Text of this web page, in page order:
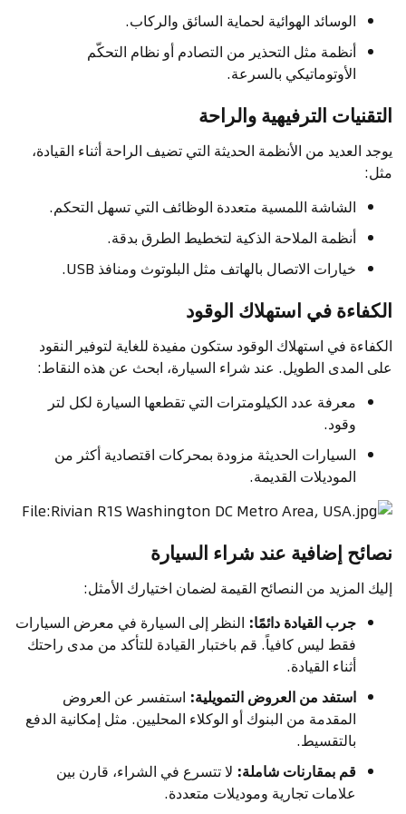
الوسائد الهوائية لحماية السائق والركاب.
أنظمة مثل التحذير من التصادم أو نظام التحكّم
الأوتوماتيكي بالسرعة.
التقنيات الترفيهية والراحة
يوجد العديد من الأنظمة الحديثة التي تضيف الراحة أثناء القيادة،
مثل:
الشاشة اللمسية متعددة الوظائف التي تسهل التحكم.
أنظمة الملاحة الذكية لتخطيط الطرق بدقة.
خيارات الاتصال بالهاتف مثل البلوتوث ومنافذ USB.
الكفاءة في استهلاك الوقود
الكفاءة في استهلاك الوقود ستكون مفيدة للغاية لتوفير النقود
على المدى الطويل. عند شراء السيارة، ابحث عن هذه النقاط:
معرفة عدد الكيلومترات التي تقطعها السيارة لكل لتر
وقود.
السيارات الحديثة مزودة بمحركات اقتصادية أكثر من
الموديلات القديمة.
نصائح إضافية عند شراء السيارة
إليك المزيد من النصائح القيمة لضمان اختيارك الأمثل:
جرب القيادة دائمًا: النظر إلى السيارة في معرض السيارات
فقط ليس كافياً. قم باختبار القيادة للتأكد من مدى راحتك
أثناء القيادة.
استفد من العروض التمويلية: استفسر عن العروض
المقدمة من البنوك أو الوكلاء المحليين. مثل إمكانية الدفع
بالتقسيط.
قم بمقارنات شاملة: لا تتسرع في الشراء، قارن بين
علامات تجارية وموديلات متعددة.